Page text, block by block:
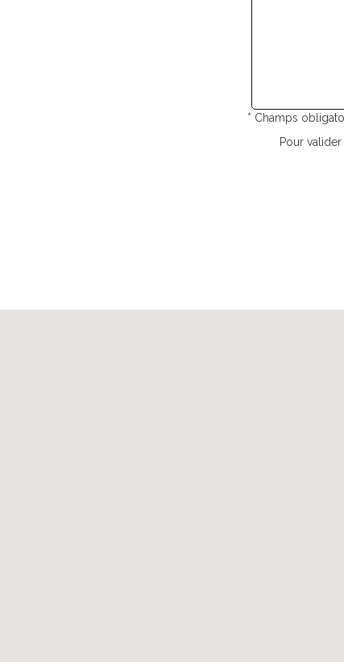
* Champs
Pour